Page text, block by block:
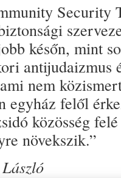
Security
későn, mint
antijudaizmus
nem
egyház felől
közösség
növekszik.”